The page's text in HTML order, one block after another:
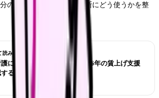
の給料・働き方・転職判断にどう使うかを整
みたい
に移ると給料は上がる？2026年の賃上げ支援
る